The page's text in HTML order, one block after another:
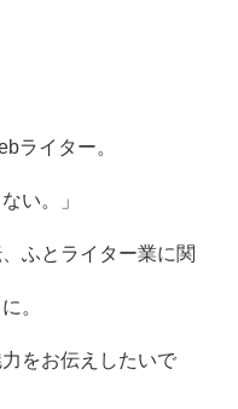
ライター。
い。」
ふとライター業に関
。
をお伝えしたいで